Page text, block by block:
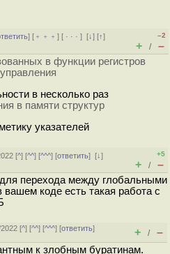
] [ ﹢﹢﹢] [ · · ·][↓] [↑]
–2
+ / –
в функции регистров
в несколько раз
в памяти структур
указателей
[^] [^^] [^^^] [ответить][↓]
+5
+ / –
перехода между глобальными
коде есть такая работа с
[^] [^^] [^^^] [ответить]
+ / –
к злобным буратинам.